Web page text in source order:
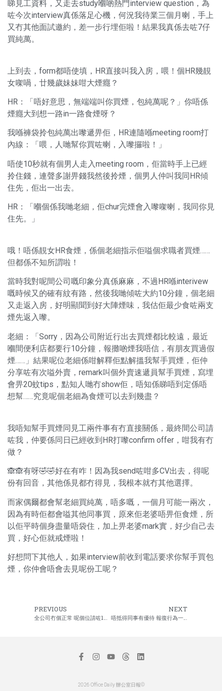
睇見工資料，又走去study嗰啲熱門interview question，為
咗今次interview真係落足心機，何況我待業三個月喇，手上
又冇其他面試邀約，差一步行埋佢啦！結果我真係去咗7仔
買純萬。
上到去，form都唔使填，HR直接叫我入房，喂！個HR幾靚
女㗎喎，廿幾歲妹妹咁大煙癮？
HR：「唔好意思，無端端叫你買煙，包純萬呢？」你唔係
煙癮大到想一路in一路食煙呀？
我喺褲袋拎包純萬出嚟遞畀佢，HR連隨喺meeting room打
內線：「喂，人哋幫你買咗喇，入嚟攞啦！」
唔使10秒就有個男人走入meeting room，佢當時手上已經
拎住錢，連聲多謝畀錢我然後拎煙，個男人仲叫我同HR傾
住先，佢出一出去。
HR：「嗰個係我哋老細，佢chur完煙會入嚟㗎喇，我同你見
住先。」
哦！唔係靚女HR食煙，係個老細指示佢嗌個求職者買煙……
但都係不知所謂啦！
當時我對呢間公司嘅印象分真係麻麻，不過HR喺interivew
嘅時候又的確有紋有路，然後我哋傾咗大約10分鐘，個老細
又走返入房，好明顯聞到好大陣煙味，我估佢最少食咗兩支
煙先返入嚟。
老細：「Sorry，因為公司附近行出去買煙都比較遠，最近
嗰間便利店都要行10分鐘，報攤啲煙我唔信，有朋友買過假
煙……」結果呢位老細係咁解釋佢點解搵我幫手買煙，佢仲
分享咗有次嗌外賣，remark叫個外賣速遞員幫手買煙，寫埋
會畀20蚊tips，點知人哋冇show佢，唔知係睇唔到定係唔
想幫……究竟呢個老細為食煙可以去到幾盡？
我唔知幫手買煙同見工兩件事有冇直接關係，最終間公司請
咗我，仲要係同日已經收到HR打嚟confirm offer，咁我有冇
做？
🙈🙈有呀🤣🤣好在有咋！因為我send咗咁多CV出去，得呢
份有回音，其他係見都冇得見，我根本就冇其他選擇。
而家偶爾都會幫老細買純萬，唔多嘅，一個月可能一兩次，
因為有時佢都會嗌其他同事買，原來佢老婆唔畀佢食煙，所
以佢平時個身盡量唔袋住，加上畀老婆mark實，好少自己去
買，好心佢就戒煙啦！
好想問下其他人，如果interview前收到電話要求你幫手買包
煙，你仲會唔會去見呢份工呢？
PREVIOUS
全公司冇個正常 呢個位請咗10年
NEXT
唔抵得同事有優待 報復行為一拍兩散
2026 Office Daily 辦公室日報©